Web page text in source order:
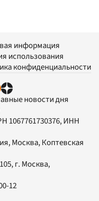
информация
использования
конфиденциальности
новости дня
1067761730376, ИНН
Москва, Коптевская
, г. Москва,
12